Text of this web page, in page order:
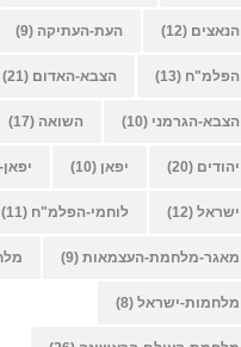
הנאצים (12) העת-העתיקה (9)
הפלמ"ח (13) הצבא-האדום (21)
הצבא-הגרמני (10) השואה (17)
יהודים (20) יפאן (10)
ישראל (12) לוחמי-הפלמ"ח (11)
מאגר-מלחמת-העצמאות (9)
מלחמות-ישראל (8)